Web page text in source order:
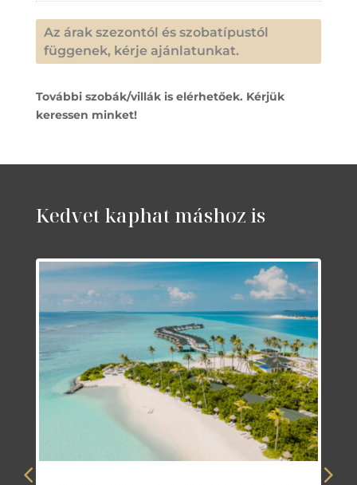
Az árak szezontól és szobatípustól
függenek, kérje ajánlatunkat.
További szobák/villák is elérhetőek. Kérjük
keressen minket!
Kedvet kaphat máshoz is